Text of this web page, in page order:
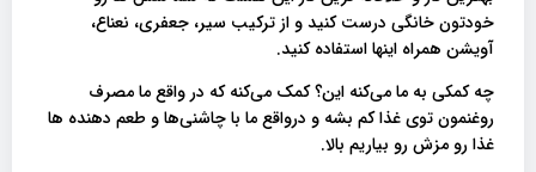
خودتون خانگی درست کنید و از ترکیب سیر، جعفری، نعناع،
آویشن همراه اینها استفاده کنید.
چه کمکی به ما می‌کنه این؟ کمک می‌کنه که در واقع ما مصرف
روغنمون توی غذا کم بشه و درواقع ما با چاشنی‌ها و طعم دهنده‌ ها
غذا رو مزش رو بیاریم بالا.